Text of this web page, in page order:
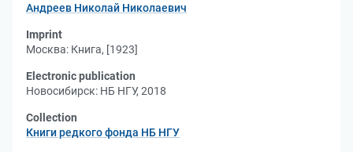
Андреев Николай Николаевич
Imprint
Москва: Книга, [1923]
Electronic publication
Новосибирск: НБ НГУ, 2018
Collection
Книги редкого фонда НБ НГУ